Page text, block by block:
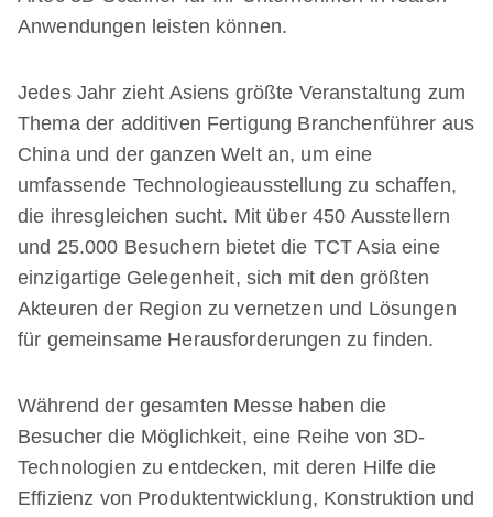
Anwendungen leisten können.
Jedes Jahr zieht Asiens größte Veranstaltung zum
Thema der additiven Fertigung Branchenführer aus
China und der ganzen Welt an, um eine
umfassende Technologieausstellung zu schaffen,
die ihresgleichen sucht. Mit über 450 Ausstellern
und 25.000 Besuchern bietet die TCT Asia eine
einzigartige Gelegenheit, sich mit den größten
Akteuren der Region zu vernetzen und Lösungen
für gemeinsame Herausforderungen zu finden.
Während der gesamten Messe haben die
Besucher die Möglichkeit, eine Reihe von 3D-
Technologien zu entdecken, mit deren Hilfe die
Effizienz von Produktentwicklung, Konstruktion und